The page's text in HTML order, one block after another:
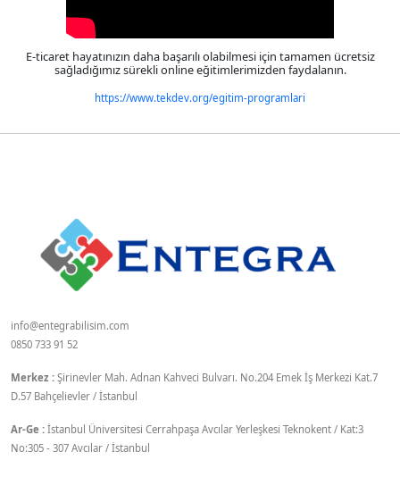
E-ticaret hayatınızın daha başarılı olabilmesi için tamamen ücretsiz
sağladığımız sürekli online eğitimlerimizden faydalanın.
https://www.tekdev.org/egitim-programlari
info@entegrabilisim.com
0850 733 91 52
Merkez : Şirinevler Mah. Adnan Kahveci Bulvarı. No.204 Emek İş Merkezi Kat.7
D.57 Bahçelievler / İstanbul
Ar-Ge : İstanbul Üniversitesi Cerrahpaşa Avcılar Yerleşkesi Teknokent / Kat:3
No:305 - 307 Avcılar / İstanbul